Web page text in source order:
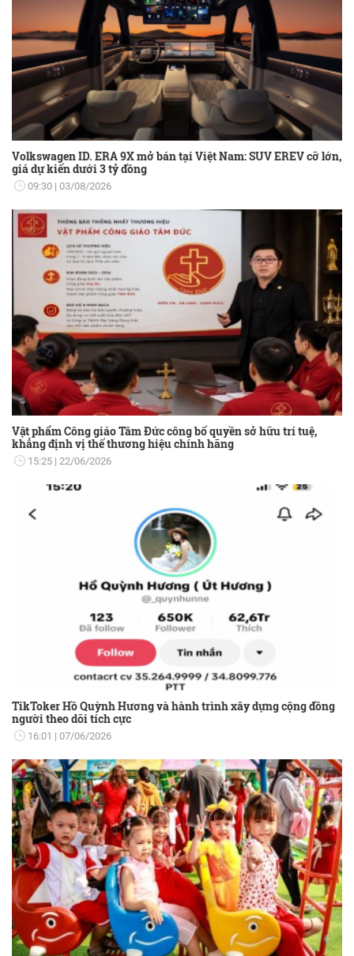
Volkswagen ID. ERA 9X mở bán tại Việt Nam: SUV EREV cỡ lớn,
giá dự kiến dưới 3 tỷ đồng
09:30 03/08/2026
Vật phẩm Công giáo Tâm Đức công bố quyền sở hữu trí tuệ,
khẳng định vị thế thương hiệu chính hãng
15:25 22/06/2026
TikToker Hồ Quỳnh Hương và hành trình xây dựng cộng đồng
người theo dõi tích cực
16:01 07/06/2026